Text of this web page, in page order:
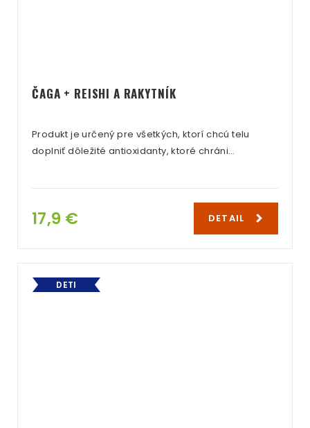
ČAGA + REISHI A RAKYTNÍK
Produkt je určený pre všetkých, ktorí chcú telu
doplniť dôležité antioxidanty, ktoré chráni…
17,9 € DETAIL
DETI